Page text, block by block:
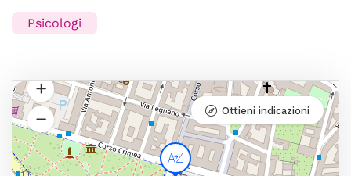
Psicologi
Ottieni indicazioni